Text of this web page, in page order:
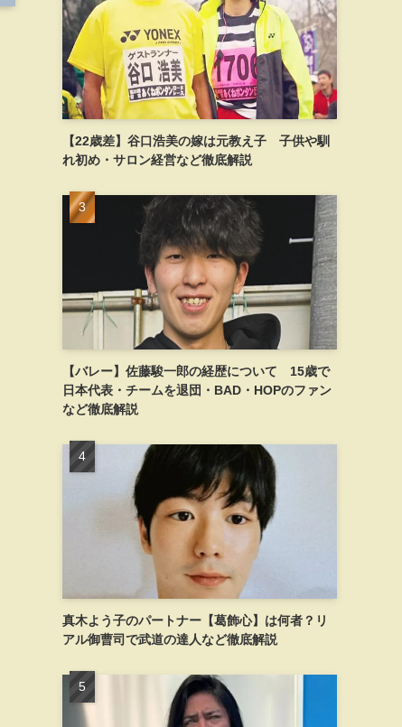
【22歳差】谷口浩美の嫁は元教え子 子供や馴
れ初め・サロン経営など徹底解説
【バレー】佐藤駿一郎の経歴について 15歳で
日本代表・チームを退団・BAD・HOPのファン
など徹底解説
真木よう子のパートナー【葛飾心】は何者？リ
アル御曹司で武道の達人など徹底解説